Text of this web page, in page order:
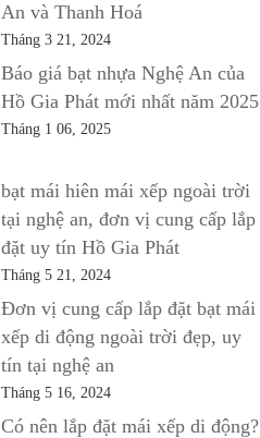
An và Thanh Hoá
Tháng 3 21, 2024
Báo giá bạt nhựa Nghệ An của
Hồ Gia Phát mới nhất năm 2025
Tháng 1 06, 2025
bạt mái hiên mái xếp ngoài trời
tại nghệ an, đơn vị cung cấp lắp
đặt uy tín Hồ Gia Phát
Tháng 5 21, 2024
Đơn vị cung cấp lắp đặt bạt mái
xếp di động ngoài trời đẹp, uy
tín tại nghệ an
Tháng 5 16, 2024
Có nên lắp đặt mái xếp di động?